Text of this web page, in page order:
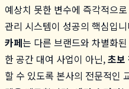
예상치 못한 변수에 즉각적으
관리 시스템이 성공의 핵심입
카페는 다른 브랜드와 차별화
한 공간 대여 사업이 아닌,초보
할 수 있도록 본사의 전문적인